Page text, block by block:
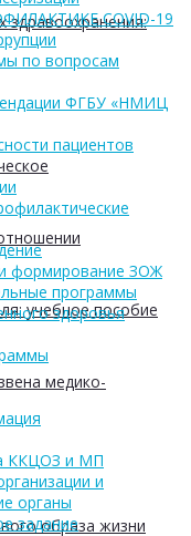
здравоохранения:
учебное пособие
медико-
образа жизни
COVID-19
по вопросам
ФГБУ «НМИЦ
пациентов
формирование ЗОЖ
программы
здоровья
ККЦОЗ и МП
и
органы
задание